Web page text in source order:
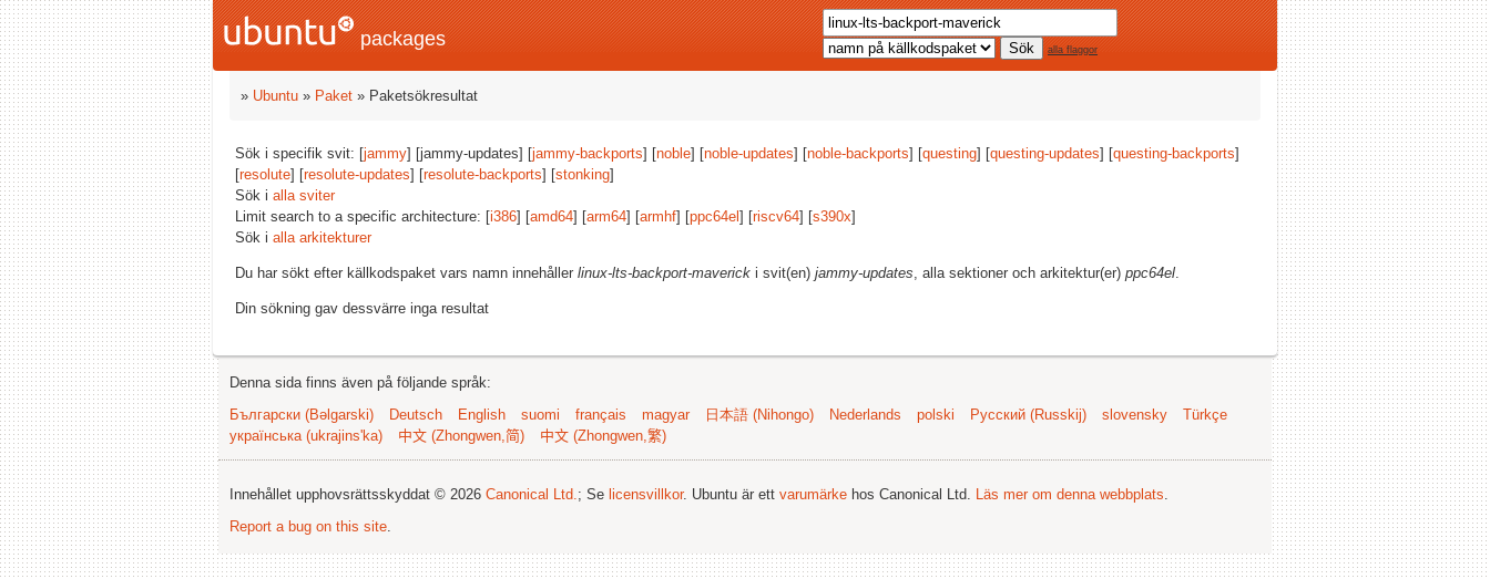
packages alla flaggor
» Ubuntu » Paket » Paketsökresultat
Sök i specifik svit: [jammy] [jammy-updates] [jammy-backports] [noble] [noble-updates] [noble-backports] [questing] [questing-updates] [questing-backports]
[resolute] [resolute-updates] [resolute-backports] [stonking]
Sök i alla sviter
Limit search to a specific architecture: [i386] [amd64] [arm64] [armhf] [ppc64el ] [riscv64] [s390x]
Sök i alla arkitekturer
Du har sökt efter källkodspaket vars namn innehåller linux-lts-backport-maverick i svit(en) jammy-updates, alla sektioner och arkitektur(er) ppc64el.
Din sökning gav dessvärre inga resultat
Denna sida finns även på följande språk:
Български (Bəlgarski)
Deutsch English suomi français magyar 日本語 (Nihongo) Nederlands polski Русский (Russkij) slovensky
Türkçe
українська (ukrajins'ka)
中文 (Zhongwen,简) 中文 (Zhongwen,繁)
Innehållet upphovsrättsskyddat © 2026 Canonical Ltd.; Se licensvillkor. Ubuntu är ett varumärke hos Canonical Ltd. Läs mer om denna webbplats.
Report a bug on this site.